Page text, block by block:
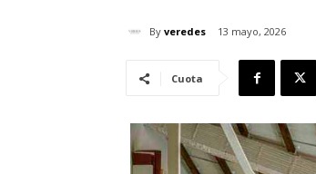
By veredes 13 mayo, 2026
Cuota